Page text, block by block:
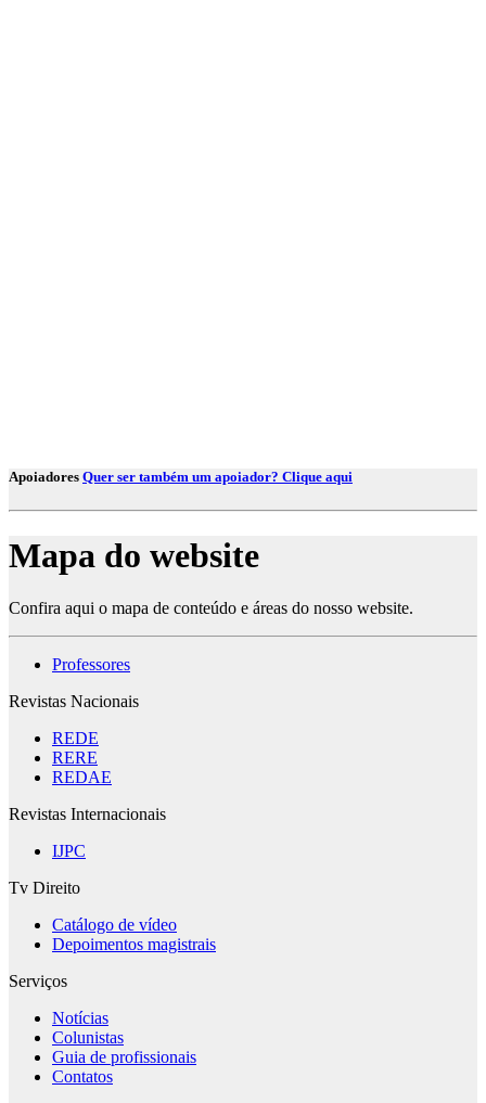
Apoiadores Quer ser também um apoiador? Clique aqui
Mapa do website
Confira aqui o mapa de conteúdo e áreas do nosso website.
Professores
Revistas Nacionais
REDE
RERE
REDAE
Revistas Internacionais
IJPC
Tv Direito
Catálogo de vídeo
Depoimentos magistrais
Serviços
Notícias
Colunistas
Guia de profissionais
Contatos